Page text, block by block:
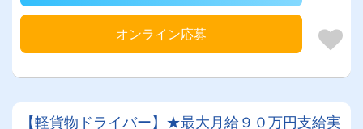
オンライン応募
【軽貨物ドライバー】★最大月給９０万円支給実